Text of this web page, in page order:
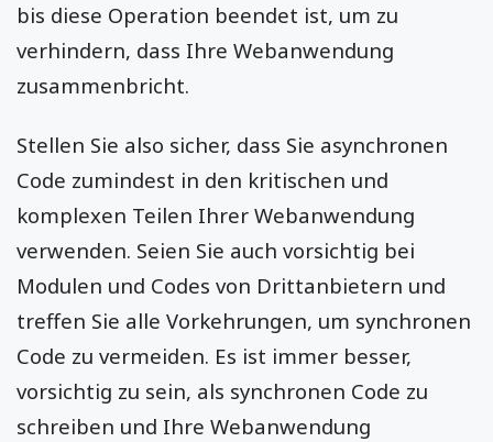
bis diese Operation beendet ist, um zu
verhindern, dass Ihre Webanwendung
zusammenbricht.
Stellen Sie also sicher, dass Sie asynchronen
Code zumindest in den kritischen und
komplexen Teilen Ihrer Webanwendung
verwenden. Seien Sie auch vorsichtig bei
Modulen und Codes von Drittanbietern und
treffen Sie alle Vorkehrungen, um synchronen
Code zu vermeiden. Es ist immer besser,
vorsichtig zu sein, als synchronen Code zu
schreiben und Ihre Webanwendung